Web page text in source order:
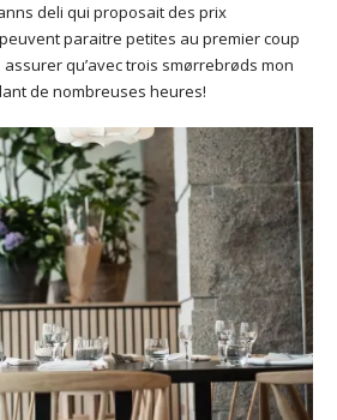
deli qui proposait des prix
paraitre petites au premier coup
assurer qu’avec trois smørrebrøds mon
de nombreuses heures!